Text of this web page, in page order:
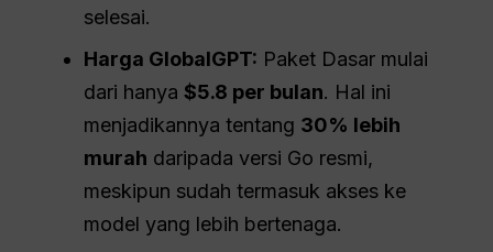
selesai.
Harga GlobalGPT: Paket Dasar mulai
dari hanya$5.8 per bulan. Hal ini
menjadikannya tentang 30% lebih
murah daripada versi Go resmi,
meskipun sudah termasuk akses ke
model yang lebih bertenaga.